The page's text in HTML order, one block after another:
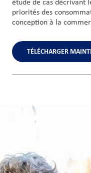
étude de cas décrivant
priorités des
conception à la
TÉLÉCHARGER